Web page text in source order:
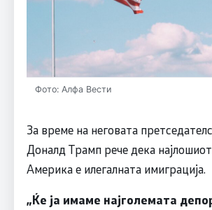
Фото: Алфа Вести
За време на неговата
Доналд Трамп рече дека
Америка е илегалната имиграција.
„Ќе ја имаме најголемата